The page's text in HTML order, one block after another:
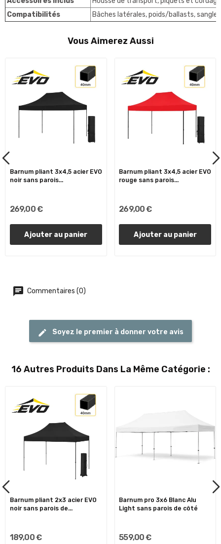
Compatibilités
Bâches latérales, poids/ballasts,
Vous Aimerez Aussi
Barnum pliant 3x4,5 acier EVO
noir sans parois...
269,00 €
Ajouter au panier
Barnum pliant 3x4,5 acier EVO
rouge sans parois...
269,00 €
Ajouter au panier
Commentaires (0)
Soyez le premier à donner votre avis
16 Autres Produits Dans La Même Catégorie :
Barnum pliant 2x3 acier EVO
noir sans parois de...
189,00 €
Barnum pro 3x6 Blanc Alu
Light sans parois de côté
559,00 €